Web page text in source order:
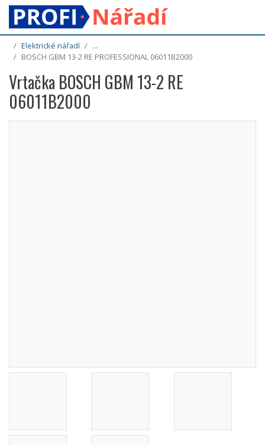
Elektrické nářadí
...
BOSCH GBM 13-2 RE PROFESSIONAL 06011B2000
Vrtačka BOSCH GBM 13-2 RE
06011B2000